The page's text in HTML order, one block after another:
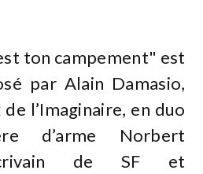
ton campement" est
par Alain Damasio,
l’Imaginaire, en duo
d’arme Norbert
de SF et